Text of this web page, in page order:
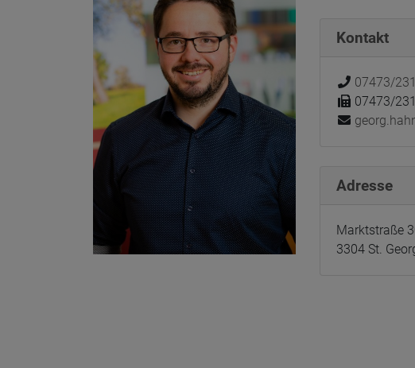
Kontakt
07473/
07473/
Adresse
Marktstraße
3304 St.